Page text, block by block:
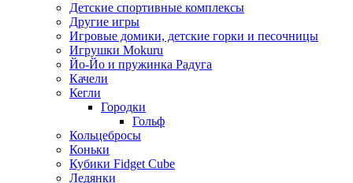
Детские спортивные комплексы
Другие игры
Игровые домики, детские горки и песочницы
Игрушки Mokuru
Йо-Йо и пружинка Радуга
Качели
Кегли
Городки
Гольф
Кольцебросы
Коньки
Кубики Fidget Cube
Ледянки